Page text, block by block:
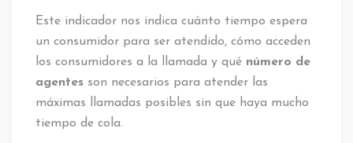
Este indicador nos indica cuánto tiempo espera
un consumidor para ser atendido, cómo acceden
los consumidores a la llamada y qué número de
agentes son necesarios para atender las
máximas llamadas posibles sin que haya mucho
tiempo de cola.